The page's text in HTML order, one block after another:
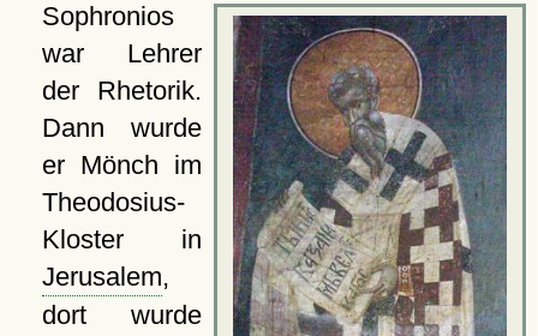
Sophronios
war Lehrer
der Rhetorik.
Dann wurde
er Mönch im
Theodosius-
Kloster in
Jerusalem,
dort wurde